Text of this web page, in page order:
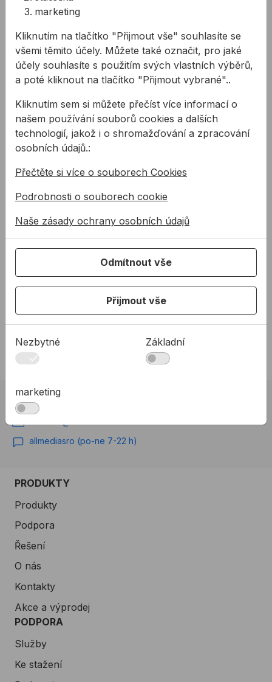
Související produkty
Náhradní čepele do ořezávacích nožů
Náhradní čepele do
ořezávacích nožů
Náhradní čepele do nožů v
různých variantách balené v
plastové krabičce po 10
kusech.
od
Těsnicí páska Alu Butyl
Těsnicí páska Alu Butyl
1,2mm
Těsnicí butylová páska s
vhodná do exteriéru i
interiéru.
33,26 Kč
02 623 10 920
allmediasro (po-ne 7-22 h)
PRODUKTY
Produkty
Podpora
Řešení
O nás
Kontakty
Akce a výprodej
PODPORA
Služby
Ke stažení
marketing
Kliknutím na tlačítko "Přijmout vše" souhlasíte se
všemi těmito účely. Můžete také označit, pro jaké
účely souhlasíte s použitím svých vlastních výběrů,
a poté kliknout na tlačítko "Přijmout vybrané"..
Kliknutím sem si můžete přečíst více informací o
našem používání souborů cookies a dalších
technologií, jakož i o shromažďování a zpracování
osobních údajů.:
Přečtěte si více o souborech Cookies
Podrobnosti o souborech cookie
Naše zásady ochrany osobních údajů
Odmítnout vše
Přijmout vše
Nezbytné Základní
marketing